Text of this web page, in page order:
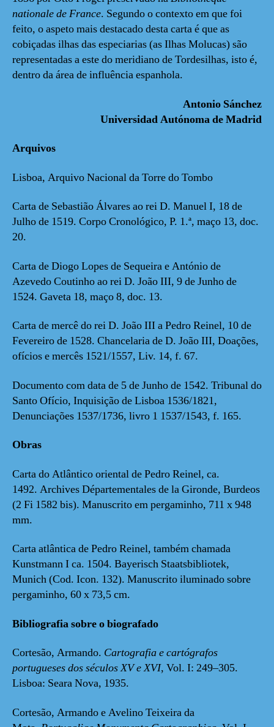
nationale de France. Segundo o contexto em que foi
feito, o aspeto mais destacado desta carta é que as
cobiçadas ilhas das especiarias (as Ilhas Molucas) são
representadas a este do meridiano de Tordesilhas, isto é,
dentro da área de influência espanhola.
Antonio Sánchez
Universidad Autónoma de Madrid
Arquivos
Lisboa, Arquivo Nacional da Torre do Tombo
Carta de Sebastião Álvares ao rei D. Manuel I, 18 de
Julho de 1519. Corpo Cronológico, P. 1.ª, maço 13, doc.
20.
Carta de Diogo Lopes de Sequeira e António de
Azevedo Coutinho ao rei D. João III, 9 de Junho de
1524. Gaveta 18, maço 8, doc. 13.
Carta de mercê do rei D. João III a Pedro Reinel, 10 de
Fevereiro de 1528. Chancelaria de D. João III, Doações,
ofícios e mercês 1521/1557, Liv. 14, f. 67.
Documento com data de 5 de Junho de 1542. Tribunal do
Santo Ofício, Inquisição de Lisboa 1536/1821,
Denunciações 1537/1736, livro 1 1537/1543, f. 165.
Obras
Carta do Atlântico oriental de Pedro Reinel, ca.
1492. Archives Départementales de la Gironde, Burdeos
(2 Fi 1582 bis). Manuscrito em pergaminho, 711 x 948
mm.
Carta atlântica de Pedro Reinel, também chamada
Kunstmann I ca. 1504. Bayerisch Staatsbibliotek,
Munich (Cod. Icon. 132). Manuscrito iluminado sobre
pergaminho, 60 x 73,5 cm.
Bibliografia sobre o biografado
Cortesão, Armando. Cartografia e cartógrafos
portugueses dos séculos XV e XVI, Vol. I: 249–305.
Lisboa: Seara Nova, 1935.
Cortesão, Armando e Avelino Teixeira da